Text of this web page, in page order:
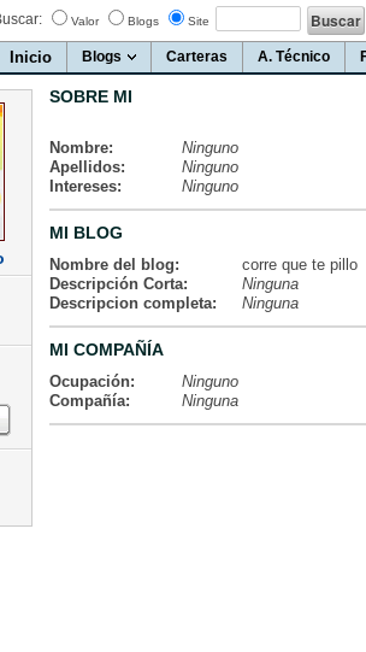
Valor Blogs Site
Inicio Blogs Carteras A. Técnico
SOBRE MI
Nombre:
Ninguno
Apellidos:
Ninguno
Intereses:
Ninguno
MI BLOG
Nombre del blog:
corre que te pillo
Descripción Corta:
Ninguna
Descripcion completa:
Ninguna
MI COMPAÑÍA
Ocupación:
Ninguno
Compañía:
Ninguna